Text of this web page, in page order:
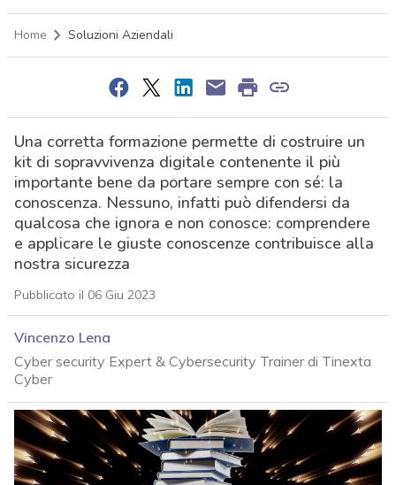
Home Soluzioni Aziendali
Una corretta formazione permette di costruire un
kit di sopravvivenza digitale contenente il più
importante bene da portare sempre con sé: la
conoscenza. Nessuno, infatti può difendersi da
qualcosa che ignora e non conosce: comprendere
e applicare le giuste conoscenze contribuisce alla
nostra sicurezza
Pubblicato il 06 Giu 2023
Vincenzo Lena
Cyber security Expert & Cybersecurity Trainer di Tinexta
Cyber